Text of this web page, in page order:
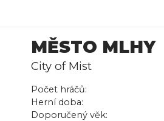
MĚSTO MLHY
City of Mist
Počet hráčů:
Herní doba:
Doporučený věk: